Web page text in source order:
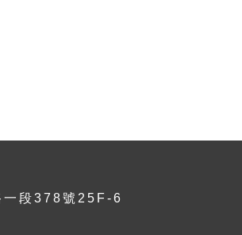
一段378號25F-6